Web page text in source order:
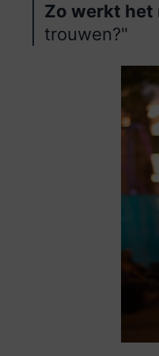
Zo werkt het
trouwen?"